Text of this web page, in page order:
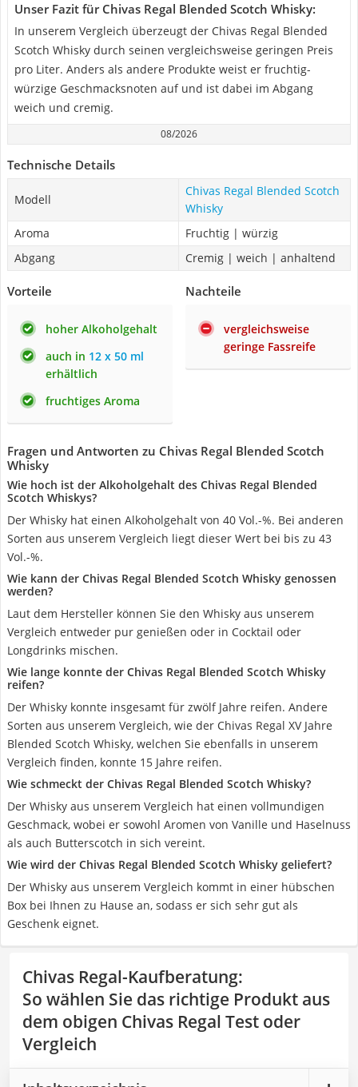
Unser Fazit für Chivas Regal Blended Scotch Whisky:
In unserem Vergleich überzeugt der Chivas Regal Blended
Scotch Whisky durch seinen vergleichsweise geringen Preis
pro Liter. Anders als andere Produkte weist er fruchtig-
würzige Geschmacksnoten auf und ist dabei im Abgang
weich und cremig.
08/2026
Technische Details
Modell
Chivas Regal Blended Scotch
Whisky
Aroma
Fruchtig | würzig
Abgang
Cremig | weich | anhaltend
Vorteile
hoher Alkoholgehalt
auch in 12 x 50 ml
erhältlich
fruchtiges Aroma
Nachteile
vergleichsweise
geringe Fassreife
Fragen und Antworten zu Chivas Regal Blended Scotch
Whisky
Wie hoch ist der Alkoholgehalt des Chivas Regal Blended
Scotch Whiskys?
Der Whisky hat einen Alkoholgehalt von 40 Vol.-%. Bei anderen
Sorten aus unserem Vergleich liegt dieser Wert bei bis zu 43
Vol.-%.
Wie kann der Chivas Regal Blended Scotch Whisky genossen
werden?
Laut dem Hersteller können Sie den Whisky aus unserem
Vergleich entweder pur genießen oder in Cocktail oder
Longdrinks mischen.
Wie lange konnte der Chivas Regal Blended Scotch Whisky
reifen?
Der Whisky konnte insgesamt für zwölf Jahre reifen. Andere
Sorten aus unserem Vergleich, wie der Chivas Regal XV Jahre
Blended Scotch Whisky, welchen Sie ebenfalls in unserem
Vergleich finden, konnte 15 Jahre reifen.
Wie schmeckt der Chivas Regal Blended Scotch Whisky?
Der Whisky aus unserem Vergleich hat einen vollmundigen
Geschmack, wobei er sowohl Aromen von Vanille und Haselnuss
als auch Butterscotch in sich vereint.
Wie wird der Chivas Regal Blended Scotch Whisky geliefert?
Der Whisky aus unserem Vergleich kommt in einer hübschen
Box bei Ihnen zu Hause an, sodass er sich sehr gut als
Geschenk eignet.
Chivas Regal-Kaufberatung:
So wählen Sie das richtige Produkt aus
dem obigen Chivas Regal Test oder
Vergleich